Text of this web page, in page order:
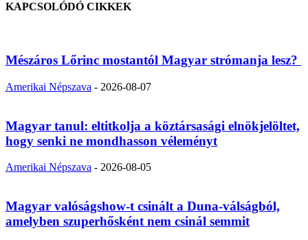
KAPCSOLÓDÓ CIKKEK
Mészáros Lőrinc mostantól Magyar strómanja lesz?
Amerikai Népszava - 2026-08-07
Magyar tanul: eltitkolja a köztársasági elnökjelöltet,
hogy senki ne mondhasson véleményt
Amerikai Népszava - 2026-08-05
Magyar valóságshow-t csinált a Duna-válságból,
amelyben szuperhősként nem csinál semmit